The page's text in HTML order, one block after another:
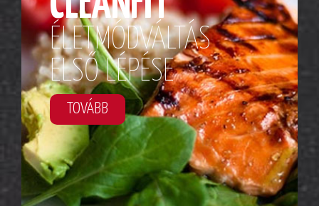
ÉLETMÓDVÁLTÁS
ELSŐ LÉPÉSE
TOVÁBB